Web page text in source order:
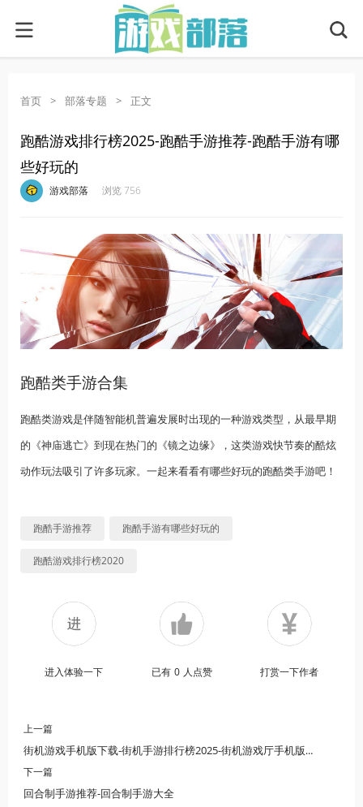
首页 > 部落专题 > 正文
跑酷游戏排行榜2025-跑酷手游推荐-跑酷手游有哪
些好玩的
游戏部落 浏览 756
跑酷类手游合集
跑酷类游戏是伴随智能机普遍发展时出现的一种游戏类型，从最早期
的《神庙逃亡》到现在热门的《镜之边缘》，这类游戏快节奏的酷炫
动作玩法吸引了许多玩家。一起来看看有哪些好玩的跑酷类手游吧！
跑酷手游推荐 跑酷手游有哪些好玩的
跑酷游戏排行榜2020
进入体验一下 已有 0 人点赞 打赏一下作者
上一篇
街机游戏手机版下载-街机手游排行榜2025-街机游戏厅手机版下载
下一篇
回合制手游推荐-回合制手游大全